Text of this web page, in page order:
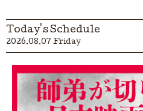
Today's Schedule
2026.08.07 Friday